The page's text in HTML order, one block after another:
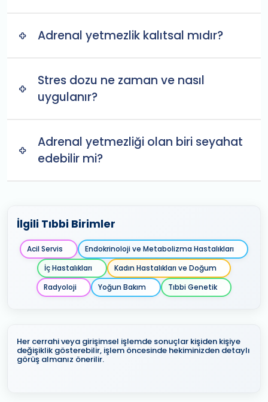
Adrenal yetmezlik kalıtsal mıdır?
Stres dozu ne zaman ve nasıl
uygulanır?
Adrenal yetmezliği olan biri seyahat
edebilir mi?
İlgili Tıbbi Birimler
Acil Servis
Endokrinoloji ve Metabolizma Hastalıkları
İç Hastalıkları
Kadın Hastalıkları ve Doğum
Radyoloji
Yoğun Bakım Tıbbi Genetik
Her cerrahi veya girişimsel işlemde sonuçlar kişiden kişiye
değişiklik gösterebilir, işlem öncesinde hekiminizden detaylı
görüş almanız önerilir.